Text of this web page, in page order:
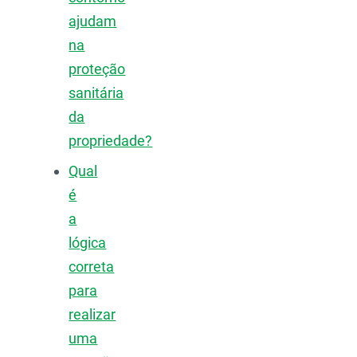
ajudam
na
proteção
sanitária
da
propriedade?
Qual
é
a
lógica
correta
para
realizar
uma